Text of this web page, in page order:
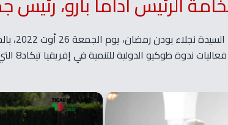
الدولية للتنمية في إفريقيا تيكاد8 التي تحتضنها بلادنا يومي 27 و28 أوت 2022.